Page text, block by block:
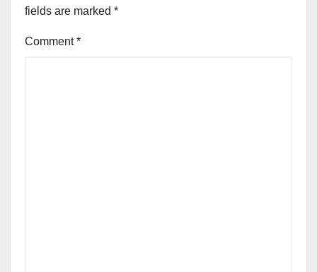
fields are marked *
Comment*